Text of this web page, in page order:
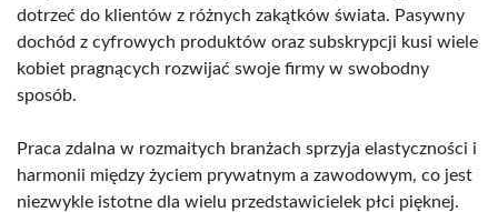
dotrzeć do klientów z różnych zakątków świata. Pasywny
dochód z cyfrowych produktów oraz subskrypcji kusi wiele
kobiet pragnących rozwijać swoje firmy w swobodny
sposób.
Praca zdalna w rozmaitych branżach sprzyja elastyczności i
harmonii między życiem prywatnym a zawodowym, co jest
niezwykle istotne dla wielu przedstawicielek płci pięknej.